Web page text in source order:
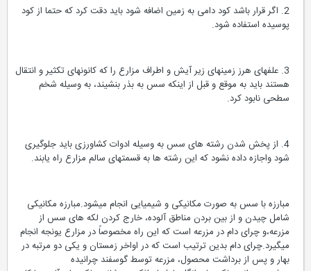
2. اگر قرار باشد کود دامی به زمین اضافه شود باید دقت کرد که حتما از کود
پوسیده استفاده شود.
3. علفهای هرز زمینهای زیر آیش و اطراف مزارع را که کانونهای تکثیر و انتقال
هستند باید به موقع و قبل از اینکه سس به بذر بنشیند، به وسیله شخم
سطحی نابود کرد.
4. از پخش شدن رشته های سس به وسیله ادوات کشاورزی باید جلوگیری
شود واجازه داده نشود که این رشته ها به قسمتهای سالم مزارع راه یابند.
مبارزه با سس به صورت مکانیکی و شیمیایی انجام میشود.مبارزه مکانیکی
شامل چیدن و از بین بردن مناطق آلوده، خارج کردن لکه های سس از
مزرعه،و چرای دام در مزرعه است که این راه مخصوصاً در مزارع یونجه انجام
میگیرد.چرای دام بدین ترتیب است که در اواخر زمستان و یکی دو مرتبه در
بهار و پس از برداشت محصول، مزرعه توسط گوسفند چرانیده